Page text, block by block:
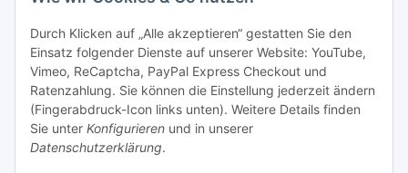
Durch Klicken auf „Alle akzeptieren“ gestatten Sie den
Einsatz folgender Dienste auf unserer Website: YouTube,
Vimeo, ReCaptcha, PayPal Express Checkout und
Ratenzahlung. Sie können die Einstellung jederzeit ändern
(Fingerabdruck-Icon links unten). Weitere Details finden
Sie unter Konfigurieren und in unserer
Datenschutzerklärung.
Gesetzliche Informationen
Informationen
Vertrag widerrufen